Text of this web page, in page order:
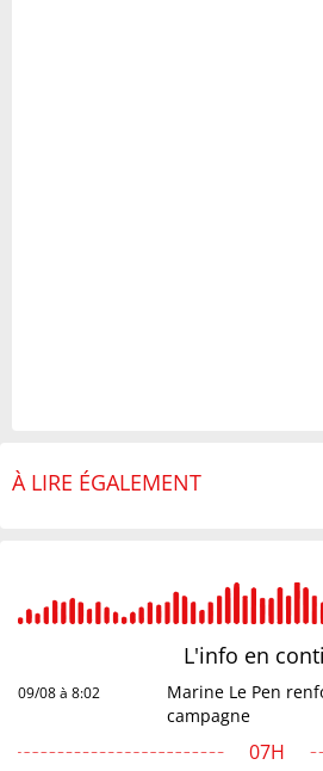
À LIRE ÉGALEMENT
L'info en
09/08 à 8:02
Marine Le Pen
campagne
07H